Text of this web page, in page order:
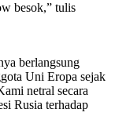
besok,” tulis
berlangsung
Uni Eropa sejak
netral secara
Rusia terhadap